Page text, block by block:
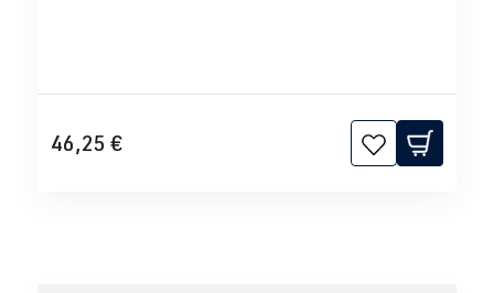
46,25 €